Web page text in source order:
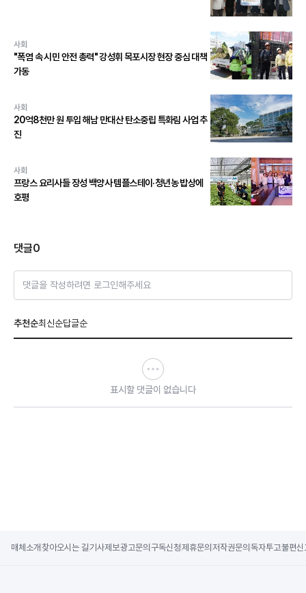
사회
"폭염 속 시민 안전 총력" 강성휘 목포시장 현장 중심 대책
가동
사회
20억8천만 원 투입 해남 만대산 탄소중립 특화림 사업 추
진
사회
프랑스 요리사들 장성 백양사 템플스테이·청년농 밥상에
호평
댓글0
댓글을 작성하려면 로그인해주세요
추천순최신순답글순
표시할 댓글이 없습니다
매체소개 찾아오시는 길기사제보광고문의 구독신청제휴문의 저작권문의 독자투고불편신